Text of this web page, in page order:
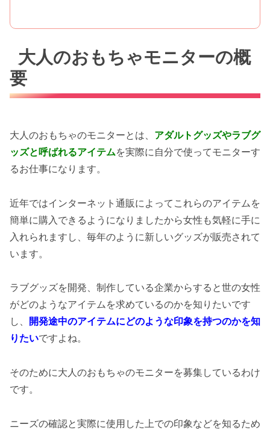
大人のおもちゃモニターの概
要
大人のおもちゃのモニターとは、 アダルトグッズやラブグ
ッズと呼ばれるアイテムを実際に自分で使ってモニターす
るお仕事になります。
近年ではインターネット通販によってこれらのアイテムを
簡単に購入できるようになりましたから女性も気軽に手に
入れられますし、毎年のように新しいグッズが販売されて
います。
ラブグッズを開発、制作している企業からすると世の女性
がどのようなアイテムを求めているのかを知りたいです
し、 開発途中のアイテムにどのような印象を持つのかを知
りたいですよね。
そのために大人のおもちゃのモニターを募集しているわけ
です。
ニーズの確認と実際に使用した上での印象などを知るため